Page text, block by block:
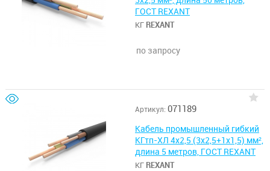
ГОСТ REXANT
КГ REXANT
по запросу
Артикул: 071189
Кабель промышленный гибкий
КГтп-ХЛ 4х2,5 (3х2,5+1х1,5) мм²,
длина 5 метров, ГОСТ REXANT
КГ REXANT